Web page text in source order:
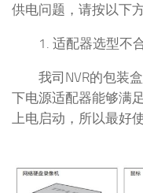
供电问题，请按以下
1. 适配器选型不合
我司NVR的包装盒
下电源适配器能够满
上电启动，所以最好